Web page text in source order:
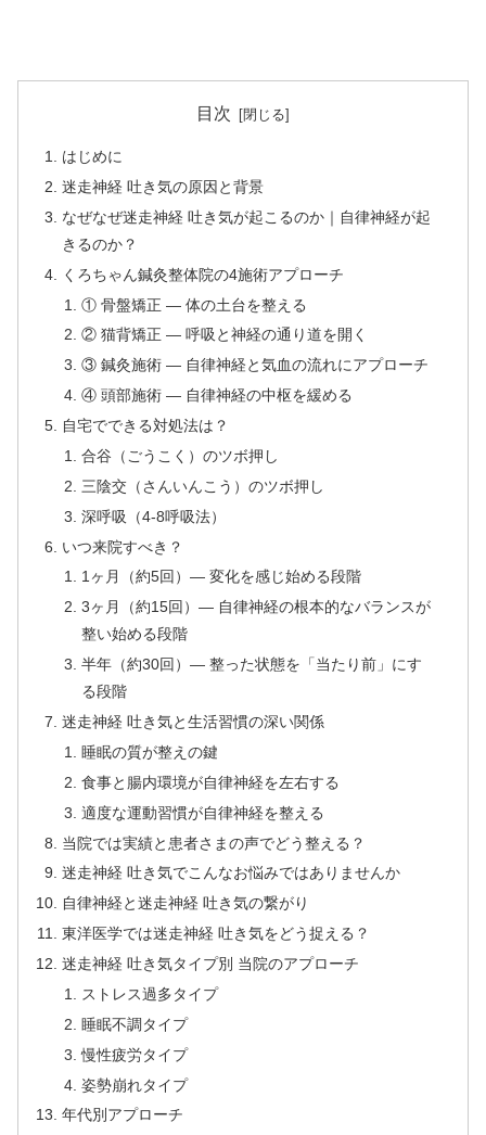
目次
はじめに
迷走神経 吐き気の原因と背景
なぜなぜ迷走神経 吐き気が起こるのか｜自律神経が起
きるのか？
くろちゃん鍼灸整体院の4施術アプローチ
① 骨盤矯正 — 体の土台を整える
② 猫背矯正 — 呼吸と神経の通り道を開く
③ 鍼灸施術 — 自律神経と気血の流れにアプローチ
④ 頭部施術 — 自律神経の中枢を緩める
自宅でできる対処法は？
合谷（ごうこく）のツボ押し
三陰交（さんいんこう）のツボ押し
深呼吸（4-8呼吸法）
いつ来院すべき？
1ヶ月（約5回）— 変化を感じ始める段階
3ヶ月（約15回）— 自律神経の根本的なバランスが
整い始める段階
半年（約30回）— 整った状態を「当たり前」にす
る段階
迷走神経 吐き気と生活習慣の深い関係
睡眠の質が整えの鍵
食事と腸内環境が自律神経を左右する
適度な運動習慣が自律神経を整える
当院では実績と患者さまの声でどう整える？
迷走神経 吐き気でこんなお悩みではありませんか
自律神経と迷走神経 吐き気の繋がり
東洋医学では迷走神経 吐き気をどう捉える？
迷走神経 吐き気タイプ別 当院のアプローチ
ストレス過多タイプ
睡眠不調タイプ
慢性疲労タイプ
姿勢崩れタイプ
年代別アプローチ